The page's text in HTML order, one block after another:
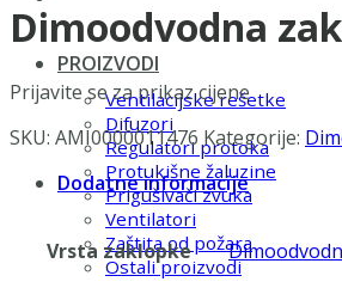
PROIZVODI
Ventilacijske rešetke
Difuzori
Regulatori protoka
Protukišne žaluzine
Prigušivači zvuka
Ventilatori
Zaštita od požara
Ostali proizvodi
Dimoodvodna
Prijavite se za prikaz cijene
SKU: AMI0000011476 Kategorije:
Dodatne informacije
Vrsta zaklopke